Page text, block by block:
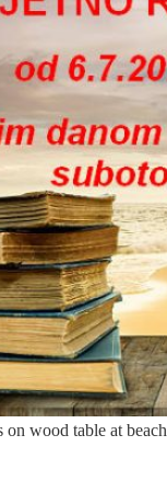
on wood table at beach